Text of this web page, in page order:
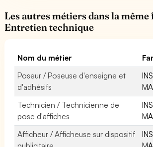
Les autres métiers dans la
Entretien technique
Nom du métier
Poseur / Poseuse d'enseigne et
d'adhésifs
Technicien / Technicienne de
pose d'affiches
Afficheur / Afficheuse sur dispositif